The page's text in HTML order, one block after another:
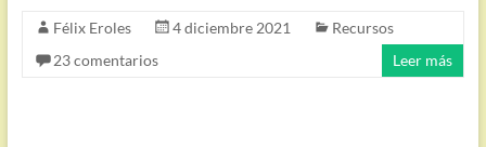
Félix Eroles 4 diciembre 2021
Recursos
23 comentarios
Leer más